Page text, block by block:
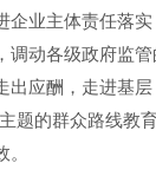
企业主体责任落
调动各级政府监
出应酬，走进基
题的群众路线教